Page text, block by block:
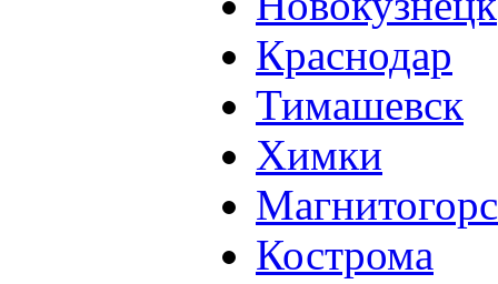
Краснодар
Тимашевск
Химки
Кострома